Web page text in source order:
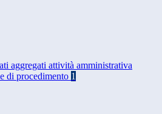
aggregati attività amministrativa
di procedimento 1